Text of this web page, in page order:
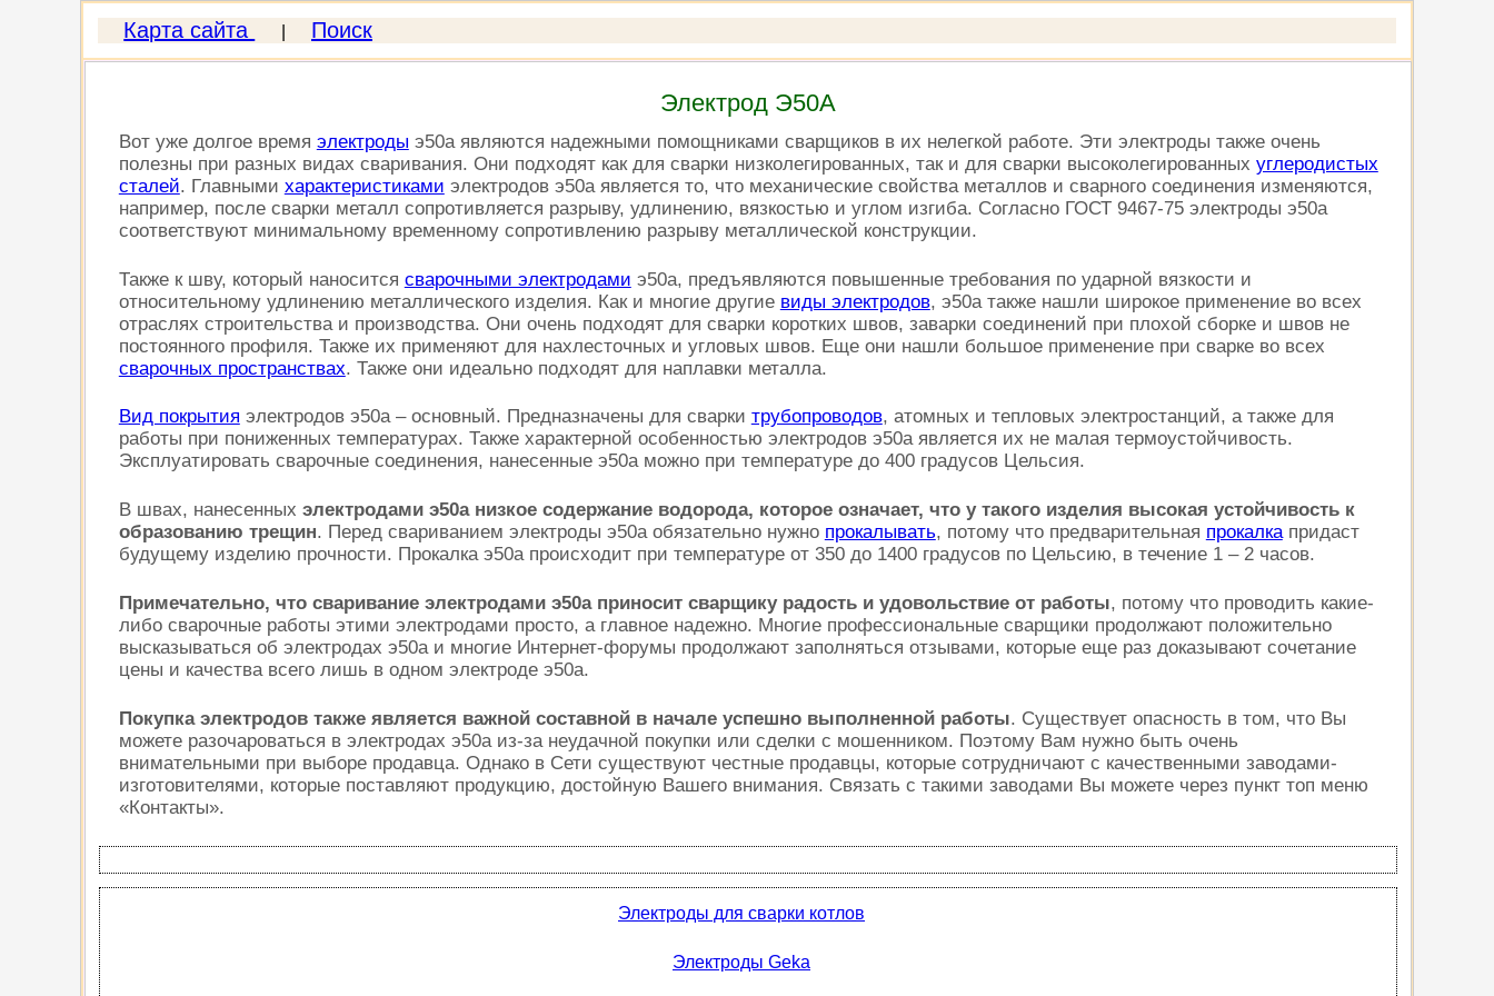
Карта сайта Поиск
Электрод Э50А
Вот уже долгое время электроды э50а являются надежными помощниками сварщиков в их нелегкой работе. Эти электроды также очень
полезны при разных видах сваривания. Они подходят как для сварки низколегированных, так и для сварки высоколегированных углеродистых
сталей. Главными характеристиками электродов э50а является то, что механические свойства металлов и сварного соединения изменяются,
например, после сварки металл сопротивляется разрыву, удлинению, вязкостью и углом изгиба. Согласно ГОСТ 9467-75 электроды э50а
соответствуют минимальному временному сопротивлению разрыву металлической конструкции.
Также к шву, который наносится сварочными электродами э50а, предъявляются повышенные требования по ударной вязкости и
относительному удлинению металлического изделия. Как и многие другие виды электродов, э50а также нашли широкое применение во всех
отраслях строительства и производства. Они очень подходят для сварки коротких швов, заварки соединений при плохой сборке и швов не
постоянного профиля. Также их применяют для нахлесточных и угловых швов. Еще они нашли большое применение при сварке во всех
сварочных пространствах. Также они идеально подходят для наплавки металла.
Вид покрытия электродов э50а – основный. Предназначены для сварки трубопроводов, атомных и тепловых электростанций, а также для
работы при пониженных температурах. Также характерной особенностью электродов э50а является их не малая термоустойчивость.
Эксплуатировать сварочные соединения, нанесенные э50а можно при температуре до 400 градусов Цельсия.
В швах, нанесенных электродами э50а низкое содержание водорода, которое означает, что у такого изделия высокая устойчивость к
образованию трещин. Перед свариванием электроды э50а обязательно нужно прокалывать, потому что предварительная прокалкапридаст
будущему изделию прочности. Прокалка э50а происходит при температуре от 350 до 1400 градусов по Цельсию, в течение 1 – 2 часов.
Примечательно, что сваривание электродами э50а приносит сварщику радость и удовольствие от работы, потому что проводить какие-
либо сварочные работы этими электродами просто, а главное надежно. Многие профессиональные сварщики продолжают положительно
высказываться об электродах э50а и многие Интернет-форумы продолжают заполняться отзывами, которые еще раз доказывают сочетание
цены и качества всего лишь в одном электроде э50а.
Покупка электродов также является важной составной в начале успешно выполненной работы. Существует опасность в том, что Вы
можете разочароваться в электродах э50а из-за неудачной покупки или сделки с мошенником. Поэтому Вам нужно быть очень
внимательными при выборе продавца. Однако в Сети существуют честные продавцы, которые сотрудничают с качественными заводами-
изготовителями, которые поставляют продукцию, достойную Вашего внимания. Связать с такими заводами Вы можете через пункт топ меню
«Контакты».
Электроды для сварки котлов
Электроды Geka